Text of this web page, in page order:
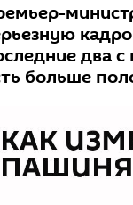
два
больше